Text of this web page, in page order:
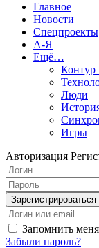
Главное
Новости
Спецпроекты
А-Я
Ещё…
Контур
Люди
Игры
Авторизация
Запомнить меня
Забыли пароль?